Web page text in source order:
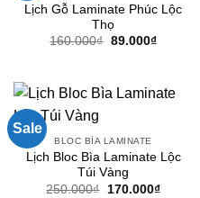
Lịch Gỗ Laminate Phúc Lộc
Thọ
160.000₫ Giá
89.000₫Giá
89.000₫.
Sale
BLOC BÌA LAMINATE
Lịch Bloc Bìa Laminate Lộc
Túi Vàng
250.000₫
Giá
170.000₫Giá